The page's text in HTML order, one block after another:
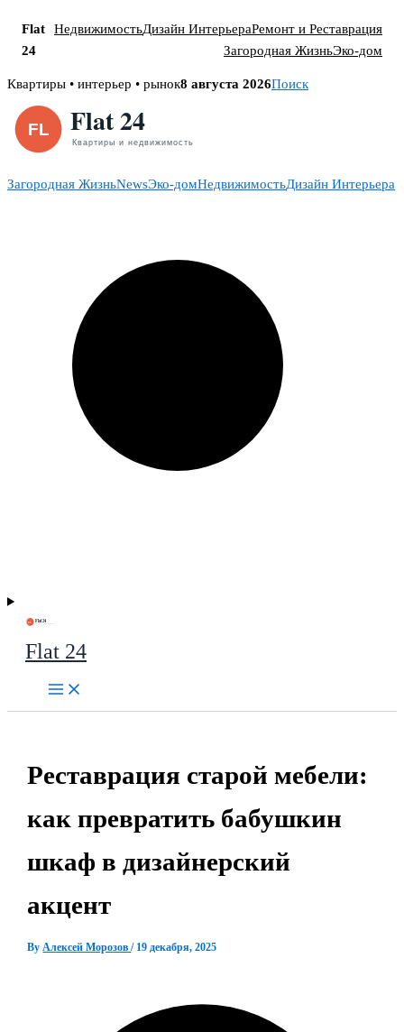
Flat
24
НедвижимостьДизайн ИнтерьераРемонт и Реставрация
Загородная ЖизньЭко-дом
Skip
content
Квартиры • интерьер • рынок8 августа 2026Поиск
Загородная ЖизньNewsЭко-домНедвижимостьДизайн Интерьера
Flat 24
Реставрация старой мебели:
как превратить бабушкин
шкаф в дизайнерский
акцент
ByАлексей Морозов/ 19 декабря, 2025